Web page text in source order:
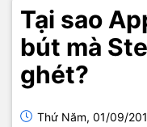
Tại sao
bút mà
ghét?
Thứ Năm, 01/09/